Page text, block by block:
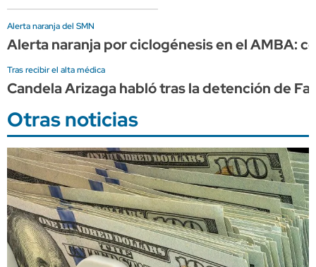
Alerta naranja del SMN
Alerta naranja por ciclogénesis en el AMBA:
Tras recibir el alta médica
Candela Arizaga habló tras la detención de
Otras noticias